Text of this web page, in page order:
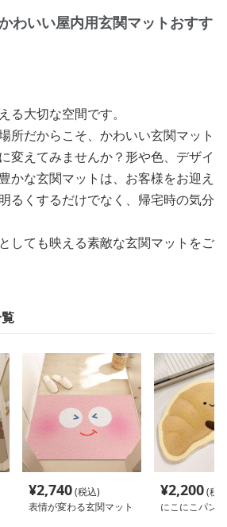
わいい屋内用玄関マットおすす
る大切な空間です。
所だからこそ、かわいい玄関マット
変えてみませんか？形や色、デザイ
かな玄関マットは、お客様をお迎え
るくするだけでなく、帰宅時の気分
しても映える素敵な玄関マットをご
¥2,740(税込)
表情が変わる玄関マット
¥2,200(税
にこにこパン